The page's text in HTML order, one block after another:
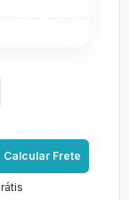
Calcular Frete